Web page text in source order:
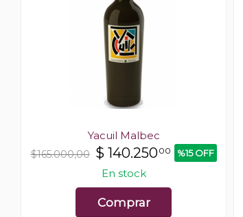
Yacuil Malbec
$165.000,00 $ 140.25000 %15 OFF
En stock
Comprar